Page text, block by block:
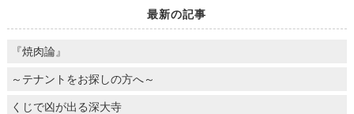
最新の記事
『焼肉論』
～テナントをお探しの方へ～
くじで凶が出る深大寺